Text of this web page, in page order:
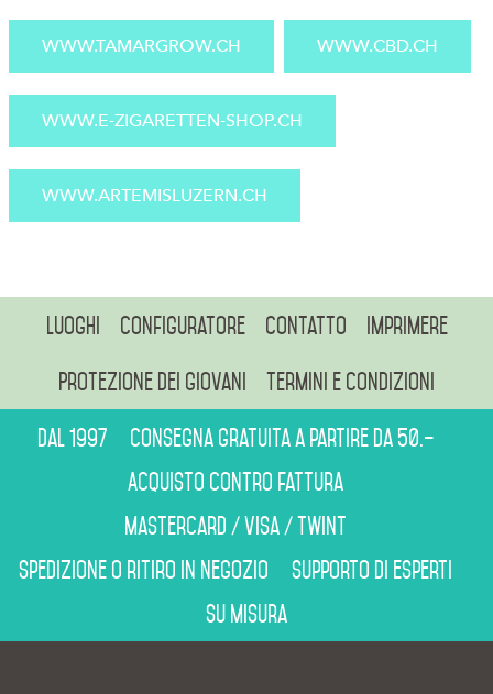
WWW.TAMARGROW.CH WWW.CBD.CH
WWW.E-ZIGARETTEN-SHOP.CH
WWW.ARTEMISLUZERN.CH
Luoghi Configuratore Contatto Imprimere
Protezione dei giovani Termini e condizioni
Dal 1997
Consegna gratuita a partire da 50.–
Acquisto contro fattura
Mastercard / Visa / Twint
Spedizione o ritiro in negozio
Supporto di esperti
Su misura